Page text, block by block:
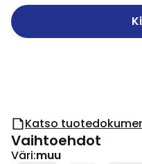
Katso
Vaihtoehdot
Väri:muu